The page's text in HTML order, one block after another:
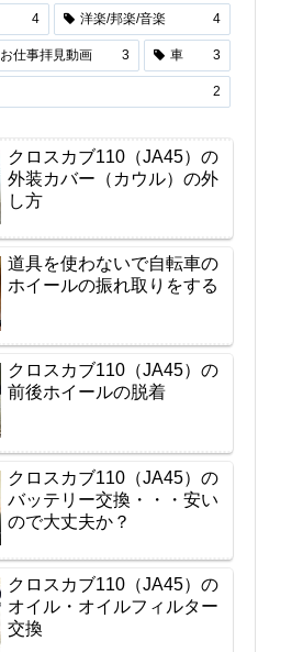
4 洋楽/邦楽/音楽 4
お仕事拝見動画 3 車 3
2
クロスカブ110（JA45）の
外装カバー（カウル）の外
し方
道具を使わないで自転車の
ホイールの振れ取りをする
クロスカブ110（JA45）の
前後ホイールの脱着
クロスカブ110（JA45）の
バッテリー交換・・・安い
ので大丈夫か？
クロスカブ110（JA45）の
オイル・オイルフィルター
交換